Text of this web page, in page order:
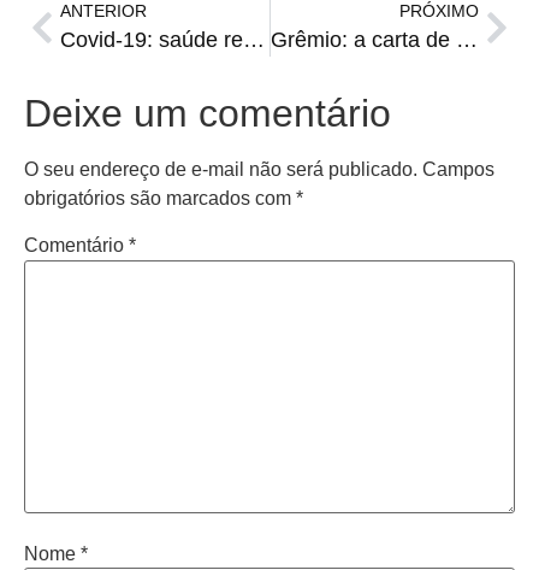
ANTERIOR
Covid-19: saúde reforça importância da segunda dose
PRÓXIMO
Grêmio: a carta de despedida de Renato Portaluppi
Deixe um comentário
O seu endereço de e-mail não será publicado. Campos
obrigatórios são marcados com *
Comentário *
Nome *